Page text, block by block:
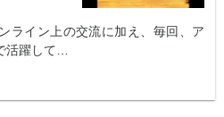
ライン上の交流に加え、毎回、ア
活躍して…